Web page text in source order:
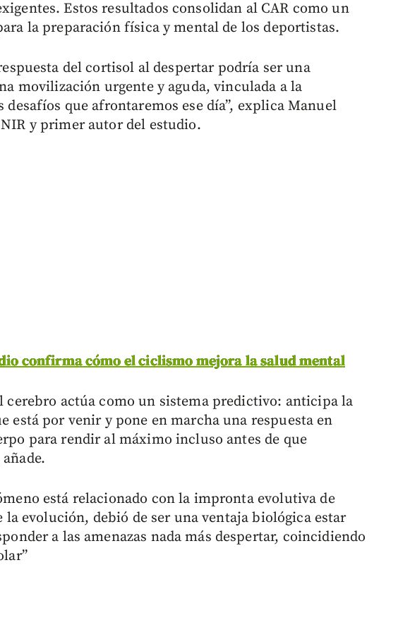
Estos resultados consolidan al CAR como un
la preparación física y mental de los deportistas.
del cortisol al despertar podría ser una
movilización urgente y aguda, vinculada a la
que afrontaremos ese día”, explica Manuel
y primer autor del estudio.
confirma cómo el ciclismo mejora la salud mental
cerebro actúa como un sistema predictivo: anticipa la
está por venir y pone en marcha una respuesta en
para rendir al máximo incluso antes de que
está relacionado con la impronta evolutiva de
la evolución, debió de ser una ventaja biológica estar
a las amenazas nada más despertar, coincidiendo